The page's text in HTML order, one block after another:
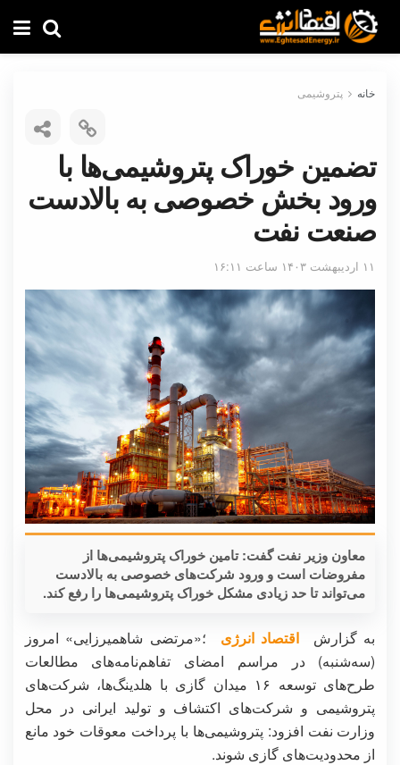
خانه پتروشیمی
تضمین خوراک پتروشیمی‌ها با
ورود بخش خصوصی به بالادست
صنعت نفت
۱۱ اردیبهشت ۱۴۰۳ ساعت ۱۶:۱۱
معاون وزیر نفت گفت: تامین خوراک پتروشیمی‌ها از
مفروضات است و ورود شرکت‌های خصوصی به بالادست
می‌تواند تا حد زیادی مشکل خوراک پتروشیمی‌ها را رفع کند.
به گزارش اقتصاد انرژی ؛«مرتضی شاهمیرزایی» امروز
(سه‌شنبه) در مراسم امضای تفاهم‌نامه‌های مطالعات
طرح‌های توسعه ۱۶ میدان گازی با هلدینگ‌ها، شرکت‌های
پتروشیمی و شرکت‌های اکتشاف و تولید ایرانی در محل
وزارت نفت افزود: پتروشیمی‌ها با پرداخت معوقات خود مانع
از محدودیت‌های گازی شوند.